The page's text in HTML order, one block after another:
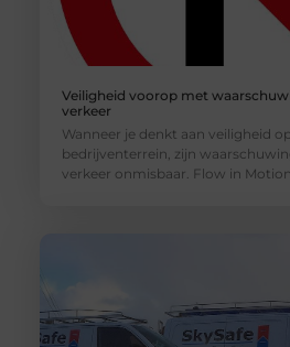
Veiligheid voorop met
verkeer
Wanneer je denkt aan veiligheid
bedrijventerrein, zijn
verkeer onmisbaar. Flow in